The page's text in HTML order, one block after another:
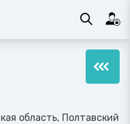
область, Полтавский